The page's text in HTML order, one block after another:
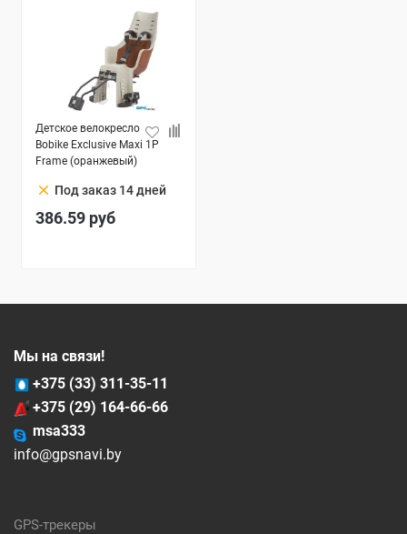
Детское велокресло
Bobike Exclusive Maxi 1P
Frame (оранжевый)
clear Под заказ 14 дней
386.59 руб
Мы на связи!
+375 (33) 311-35-11
+375 (29) 164-66-66
msa333
info@gpsnavi.by
GPS-трекеры